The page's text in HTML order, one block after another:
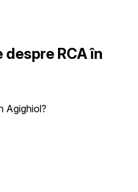
RCA în
Agighiol?